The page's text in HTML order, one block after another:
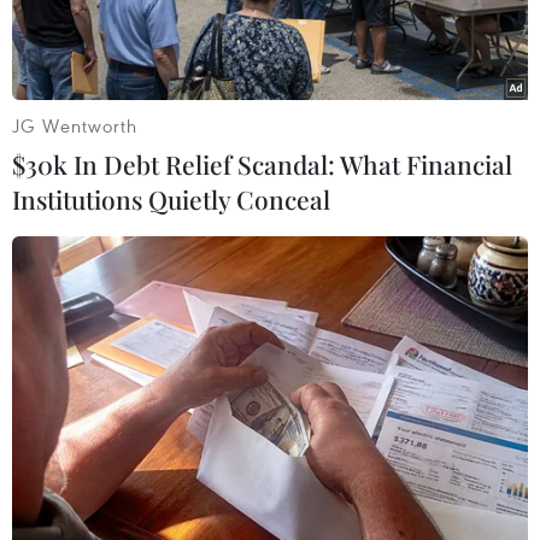
Hình ảnh AI mô phỏng diện mạo của một người khi ngủ đủ 7
giờ mỗi đêm (trái) và khi bị thiếu ngủ (phải). (Nguồn: Simba
Sleep)
Mắt thâm quầng, làn da chảy xệ, xỉn màu và
nhăn nheo… đó là những gì AI mô phỏng gương
mặt của bạn khi bạn không ngủ đủ 7 tiếng mỗi
đêm – những chi tiết bạn rất dễ lướt qua khi soi
gương hàng ngày và chỉ nhận ra khi hậu quả đã
JG Wentworth
$30k In Debt Relief Scandal: What Financial
Institutions Quietly Conceal